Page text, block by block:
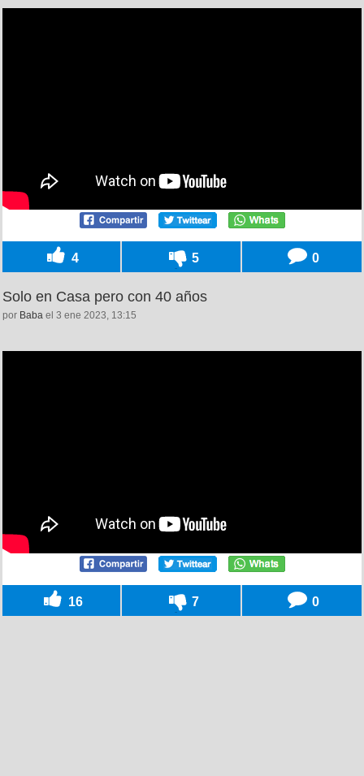
4 5 0
Solo en Casa pero con 40 años
por Baba el 3 ene 2023, 13:15
16 7 0